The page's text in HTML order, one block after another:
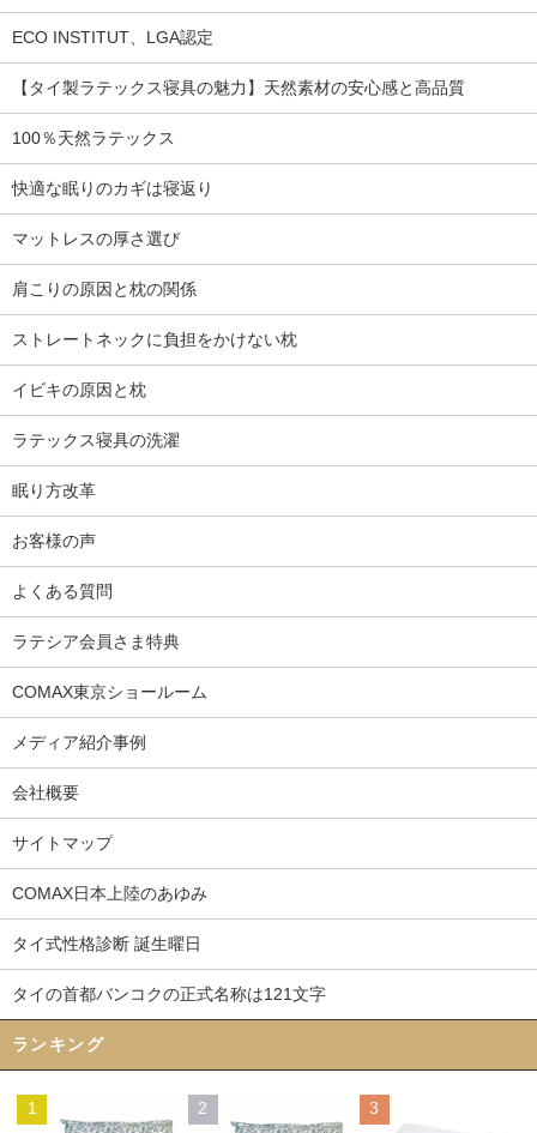
ECO INSTITUT、LGA認定
【タイ製ラテックス寝具の魅力】天然素材の安心感と高品質
100％天然ラテックス
快適な眠りのカギは寝返り
マットレスの厚さ選び
肩こりの原因と枕の関係
ストレートネックに負担をかけない枕
イビキの原因と枕
ラテックス寝具の洗濯
眠り方改革
お客様の声
よくある質問
ラテシア会員さま特典
COMAX東京ショールーム
メディア紹介事例
会社概要
サイトマップ
COMAX日本上陸のあゆみ
タイ式性格診断 誕生曜日
タイの首都バンコクの正式名称は121文字
ランキング
1 2 3